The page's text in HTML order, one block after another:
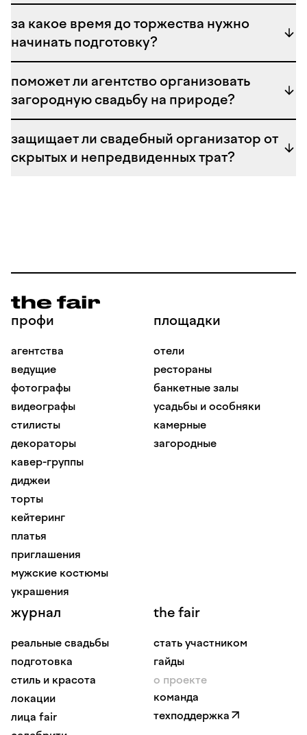
составит идеальный тайминг свадебного дня, но и
соберет команду надежных подрядчиков,
работающих как единый механизм. распорядитель
порекомендует талантливыхсвадебных фотографов,
уникального оформления локации и посоветует
самых харизматичныхведущих на свадьбу
надежным организатором ваше торжество пройдет
на высшем уровне и без лишних волнений.
за какое время до торжества нужно
начинать подготовку?
поможет ли агентство организовать
загородную свадьбу на природе?
защищает ли свадебный организатор от
скрытых и непредвиденных трат?
профи
агентства
ведущие
фотографы
видеографы
стилисты
декораторы
кавер-группы
диджеи
торты
кейтеринг
платья
приглашения
мужские костюмы
украшения
площадки
отели
рестораны
банкетные залы
усадьбы и особняки
камерные
загородные
журнал
реальные свадьбы
подготовка
стиль и красота
локации
лица fair
the fair
стать участником
гайды
о проекте
команда
техподдержка